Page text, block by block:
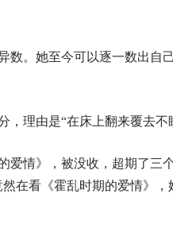
数。她至今可以逐一数出自
理由是“在床上翻来覆去不
爱情》，被没收，超期了三
在看《霍乱时期的爱情》，